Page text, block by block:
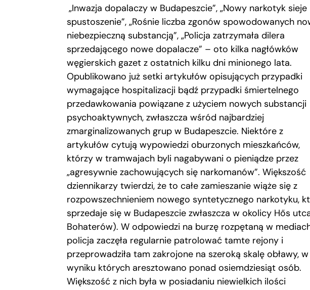
„Inwazja dopalaczy w Budapeszcie”, „Nowy narkotyk sieje
spustoszenie”, „Rośnie liczba zgonów spowodowanych
niebezpieczną substancją”, „Policja zatrzymała dilera
sprzedającego nowe dopalacze” – oto kilka nagłówków
węgierskich gazet z ostatnich kilku dni minionego lata.
Opublikowano już setki artykułów opisujących przypadki
wymagające hospitalizacji bądź przypadki śmiertelnego
przedawkowania powiązane z użyciem nowych substancji
psychoaktywnych, zwłaszcza wśród najbardziej
zmarginalizowanych grup w Budapeszcie. Niektóre z
artykułów cytują wypowiedzi oburzonych mieszkańców,
którzy w tramwajach byli nagabywani o pieniądze przez
„agresywnie zachowujących się narkomanów”. Większość
dziennikarzy twierdzi, że to całe zamieszanie wiąże się z
rozpowszechnieniem nowego syntetycznego narkotyku,
sprzedaje się w Budapeszcie zwłaszcza w okolicy Hős
Bohaterów). W odpowiedzi na burzę rozpętaną w
policja zaczęła regularnie patrolować tamte rejony i
przeprowadziła tam zakrojone na szeroką skalę obławy, w
wyniku których aresztowano ponad osiemdziesiąt osób.
Większość z nich była w posiadaniu niewielkich ilości